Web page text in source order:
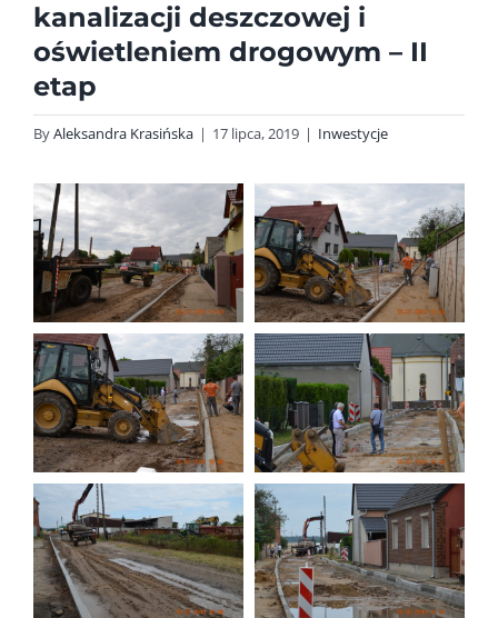
kanalizacji deszczowej i
oświetleniem drogowym – II
etap
ByAleksandra Krasińska | 17 lipca, 2019 | Inwestycje